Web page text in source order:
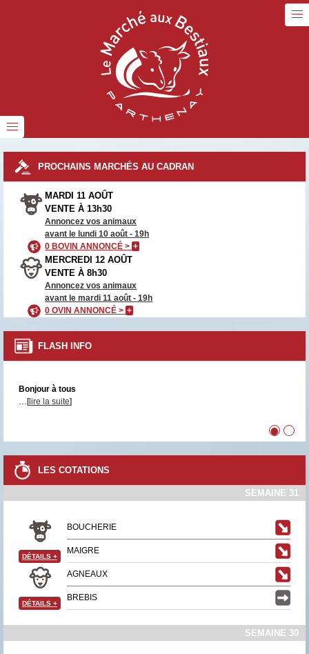
PROCHAINS MARCHÉS AU CADRAN
MARDI 11 AOÛT
VENTE À 13h30
Annoncez vos animaux
avant le lundi 10 août - 19h
0 BOVIN ANNONCÉ >+
MERCREDI 12 AOÛT
VENTE À 8h30
Annoncez vos animaux
avant le mardi 11 août - 19h
0 OVIN ANNONCÉ >+
FLASH INFO
Bonjour à tous
…[lire la suite]
••
LES COTATIONS
SEMAINE 31
BOUCHERIE
MAIGRE
DÉTAILS +
AGNEAUX
BREBIS
DÉTAILS +
SEMAINE 30